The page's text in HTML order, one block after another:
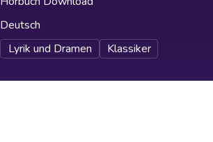
Deutsch
Lyrik und Dramen Klassiker